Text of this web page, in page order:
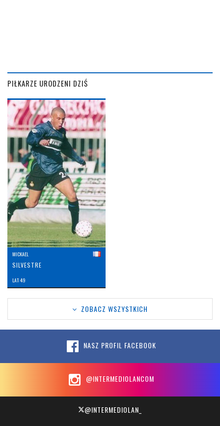
PIŁKARZE URODZENI DZIŚ
MICKAEL
SILVESTRE
LAT: 49
ZOBACZ WSZYSTKICH
NASZ PROFIL FACEBOOK
@INTERMEDIOLANCOM
@INTERMEDIOLAN_